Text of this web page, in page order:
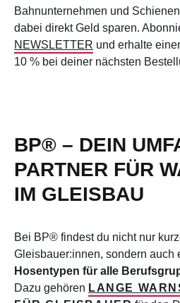
Bahnunternehmen und
dabei direkt Geld sparen.
NEWSLETTER und erhalte
10 % bei deiner nächsten
BP® – DEIN
PARTNER FÜR
IM GLEISBAU
Bei BP® findest du nicht nur
Gleisbauer:innen, sondern auch
Hosentypen für alle
Dazu gehören LANGE